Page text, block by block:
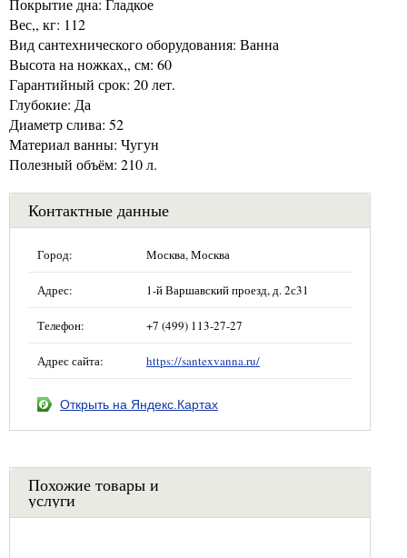
Покрытие дна: Гладкое
Вес,, кг: 112
Вид сантехнического оборудования: Ванна
Высота на ножках,, см: 60
Гарантийный срок: 20 лет.
Глубокие: Да
Диаметр слива: 52
Материал ванны: Чугун
Полезный объём: 210 л.
Контактные данные
Город: Москва, Москва
Адрес: 1-й Варшавский проезд, д. 2с31
Телефон: +7 (499) 113-27-27
Адрес сайта: https://santexvanna.ru/
Открыть на Яндекс.Картах
Похожие товары и
услуги